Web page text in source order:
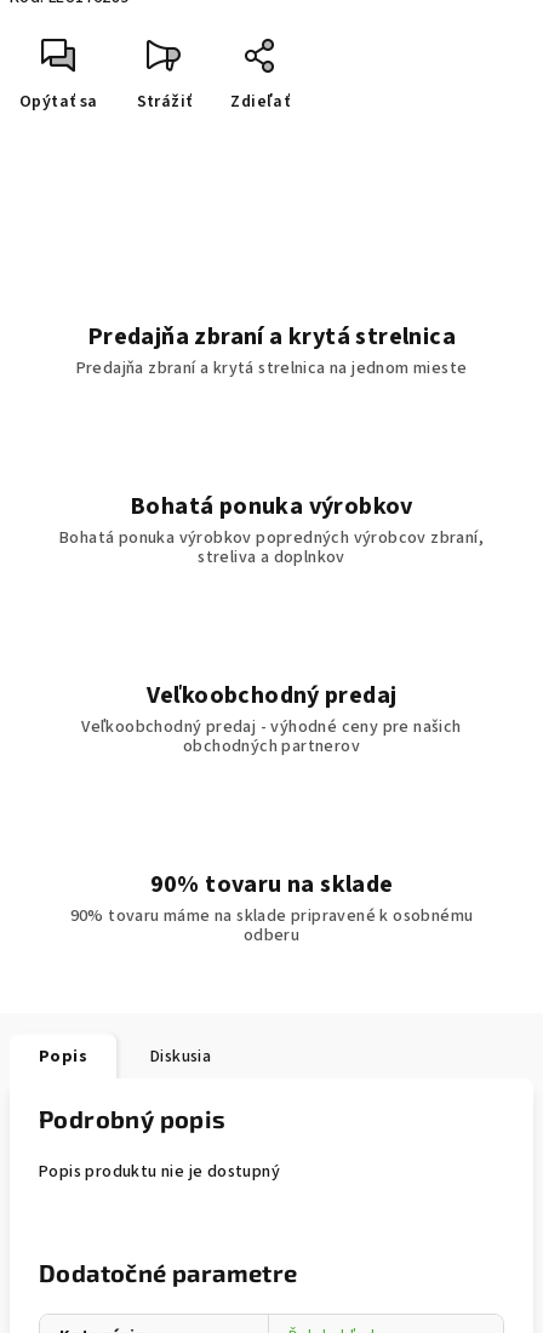
Opýtať sa Strážiť Zdieľať
Predajňa zbraní a krytá strelnica
Predajňa zbraní a krytá strelnica na jednom mieste
Bohatá ponuka výrobkov
Bohatá ponuka výrobkov popredných výrobcov zbraní,
streliva a doplnkov
Veľkoobchodný predaj
Veľkoobchodný predaj - výhodné ceny pre našich
obchodných partnerov
90% tovaru na sklade
90% tovaru máme na sklade pripravené k osobnému
odberu
Popis Diskusia
Podrobný popis
Popis produktu nie je dostupný
Dodatočné parametre